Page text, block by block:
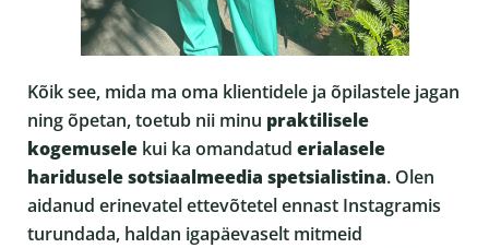
Kõik see, mida ma oma klientidele ja õpilastele jagan
ning õpetan, toetub nii minu praktilisele
kogemusele kui ka omandatud erialasele
haridusele sotsiaalmeedia spetsialistina. Olen
aidanud erinevatel ettevõtetel ennast Instagramis
turundada, haldan igapäevaselt mitmeid